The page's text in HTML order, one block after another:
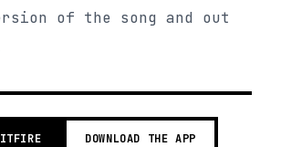
of the song and out
DOWNLOAD THE APP